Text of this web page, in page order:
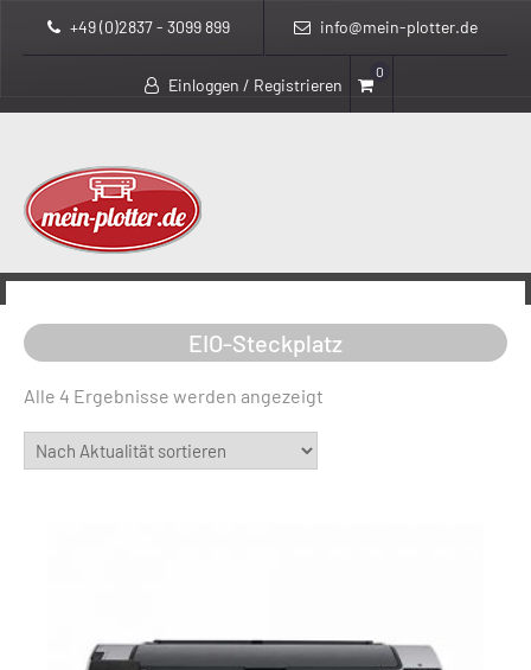
+49 (0)2837 - 3099 899 info@mein-plotter.de
Einloggen / Registrieren
0
> >
EIO-Steckplatz
Alle 4 Ergebnisse werden angezeigt